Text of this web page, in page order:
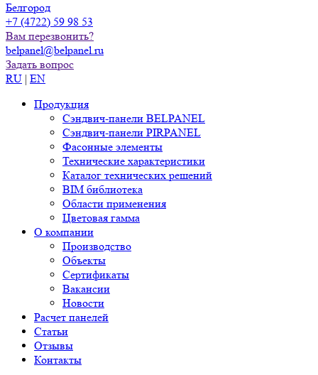
Белгород
+7 (4722) 59 98 53
Вам перезвонить?
belpanel@belpanel.ru
Задать вопрос
RU | EN
Продукция
Сэндвич-панели BELPANEL
Сэндвич-панели PIRPANEL
Фасонные элементы
Технические характеристики
Каталог технических решений
BIM библиотека
Области применения
Цветовая гамма
О компании
Производство
Объекты
Сертификаты
Вакансии
Новости
Расчет панелей
Статьи
Отзывы
Контакты